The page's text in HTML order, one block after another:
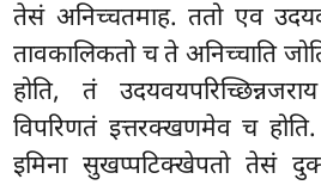
तेसं अनिच्चतमाह. ततो एव
तावकालिकतो च ते अनिच्चाति
होति, तं
विपरिणतं इत्तरक्खणमेव च होति.
इमिना सुखप्पटिक्खेपतो तेसं